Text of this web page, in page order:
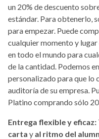
un 20% de descuento
estándar. Para obtenerlo,
para empezar. Puede
cualquier momento y lugar
en todo el mundo para
de la cantidad. Podemos
personalizado para que lo
auditoría de su empresa.
Platino comprando sólo
Entrega flexible y eficaz:
carta y al ritmo del